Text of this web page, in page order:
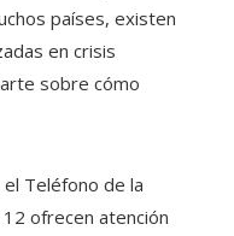
países, existen
en crisis
sobre cómo
Teléfono de la
ofrecen atención